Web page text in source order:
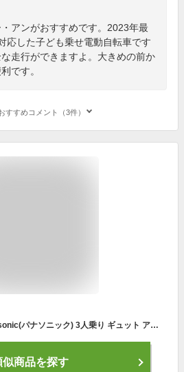
アンがおすすめです。2023年最
応した子ども乗せ電動自転車です
走行ができますよ。大きめの前か
です。
すすめコメント（3件）
電動自転車 子供乗せ Panasonic(パナソニック) 3人乗り ギュット アニーズ DX 2022年モデル おしゃれ おすすめ 人気 BE-ELAD033【通常3~5営業日で出荷】
似商品を探す